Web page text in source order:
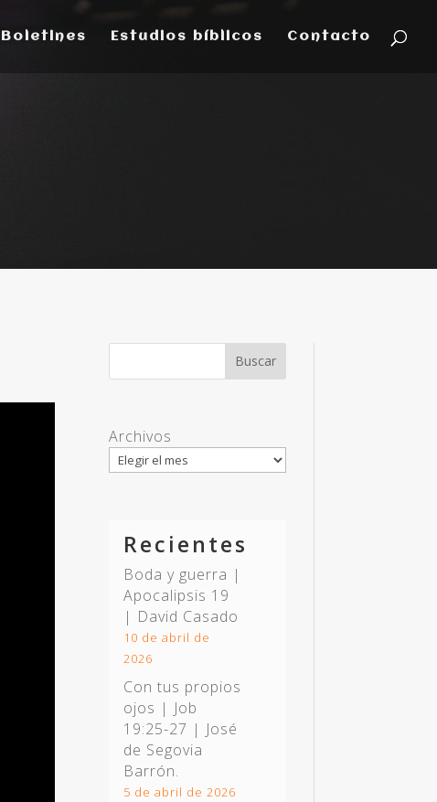
Boletines Estudios bíblicos Contacto
Archivos
Recientes
Boda y guerra |
Apocalipsis 19
| David Casado
10 de abril de
2026
Con tus propios
ojos | Job
19:25-27 | José
de Segovia
Barrón.
5 de abril de 2026